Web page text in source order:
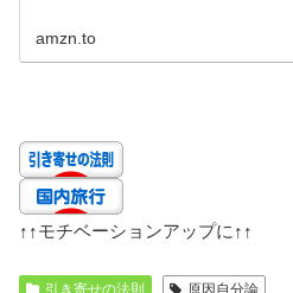
amzn.to
↑↑モチベーションアップに ↑↑
引き寄せの法則 原因自分論